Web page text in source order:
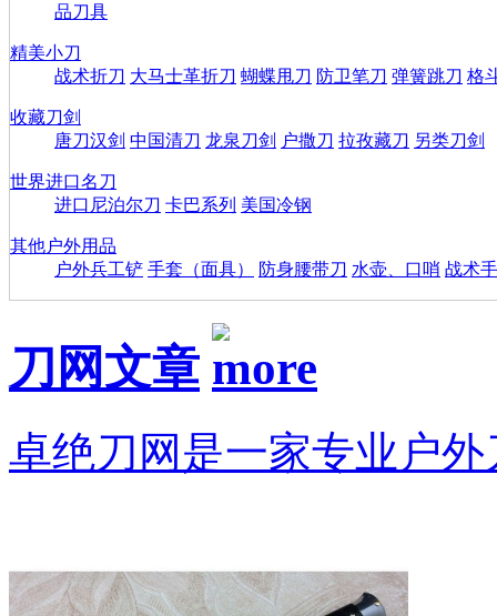
品刀具
精美小刀
战术折刀 大马士革折刀 蝴蝶甩刀 防卫笔刀 弹簧跳刀 格
收藏刀剑
唐刀汉剑 中国清刀 龙泉刀剑 户撒刀 拉孜藏刀 另类刀剑
世界进口名刀
进口尼泊尔刀 卡巴系列 美国冷钢
其他户外用品
户外兵工铲 手套（面具） 防身腰带刀 水壶、口哨 战术
刀网文章
卓绝刀网是一家专业户